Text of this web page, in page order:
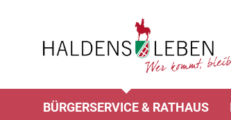
BÜRGERSERVICE & RATHAUS